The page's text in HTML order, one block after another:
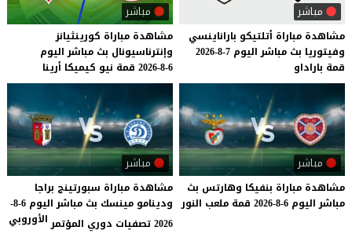
مباشر
مشاهدة مباراة أتلتيكو باراناينسي
وفيتوريا بث مباشر اليوم 7-8-2026
قمة باراداو
مباشر
مشاهدة مباراة كورينثيانز
وإنترناسيونال بث مباشر اليوم
6-8-2026
قمة نيو كيميكا أرينا
مباشر
مشاهدة مباراة بنفيكا وهارتس بث
مباشر اليوم 6-8-2026 قمة ملعب النور
مباشر
مشاهدة مباراة سبورتينج براجا
ودينامو مينسك بث مباشر اليوم 6-8-
2026 تصفيات دوري المؤتمر
الأوروبي